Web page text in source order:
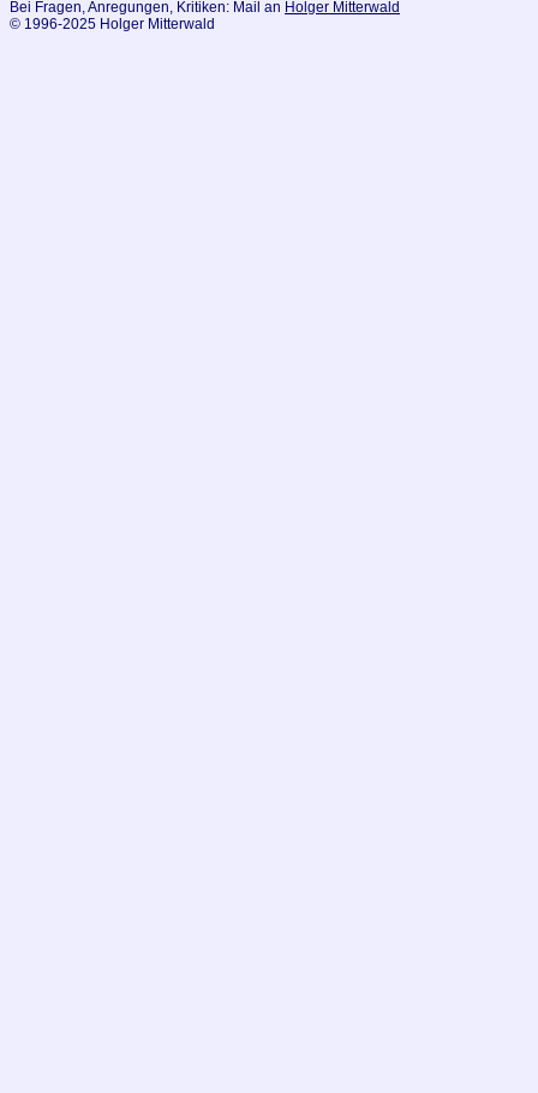
Bei Fragen, Anregungen, Kritiken: Mail an Holger Mitterwald
© 1996-2025 Holger Mitterwald